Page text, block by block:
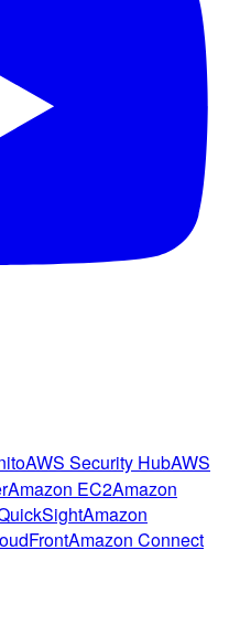
AWS Security HubAWS
Amazon EC2Amazon
Amazon
Amazon Connect